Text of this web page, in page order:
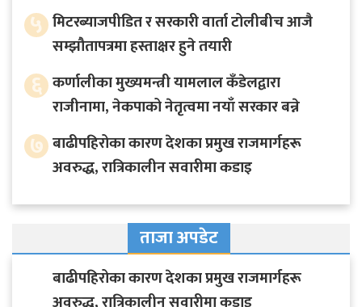
५ मिटरब्याजपीडित र सरकारी वार्ता टोलीबीच आजै
सम्झौतापत्रमा हस्ताक्षर हुने तयारी
६ कर्णालीका मुख्यमन्त्री यामलाल कँडेलद्वारा
राजीनामा, नेकपाको नेतृत्वमा नयाँ सरकार बन्ने
७ बाढीपहिरोका कारण देशका प्रमुख राजमार्गहरू
अवरुद्ध, रात्रिकालीन सवारीमा कडाइ
ताजा अपडेट
बाढीपहिरोका कारण देशका प्रमुख राजमार्गहरू